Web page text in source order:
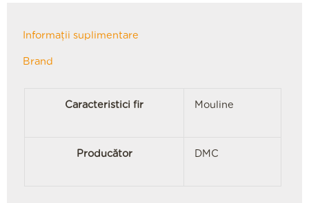
Informații suplimentare
Brand
Caracteristici fir Mouline
Producător DMC